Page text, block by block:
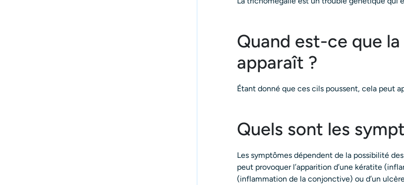
Quand est-ce que
apparaît ?
Étant donné que ces cils poussent, cela peut
Quels sont les
Les symptômes dépendent de la possibilité
peut provoquer l’apparition d’une kératite
(inflammation de la conjonctive) ou d’un